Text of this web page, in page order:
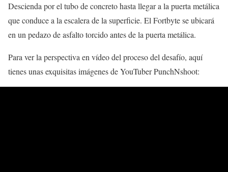
Descienda por el tubo de concreto hasta llegar a la puerta metálica
que conduce a la escalera de la superficie. El Fortbyte se ubicará
en un pedazo de asfalto torcido antes de la puerta metálica.
Para ver la perspectiva en vídeo del proceso del desafío, aquí
tienes unas exquisitas imágenes de YouTuber PunchNshoot: